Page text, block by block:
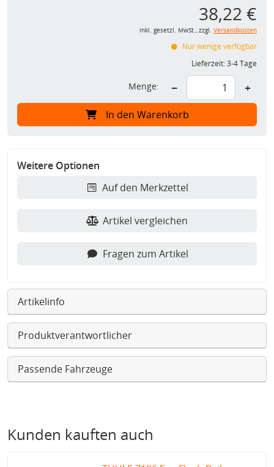
38,22 €
inkl. gesetzl. MwSt., zzgl. Versandkosten
Nur wenige verfügbar
Lieferzeit:3-4 Tage
Menge: − +
In den Warenkorb
Weitere Optionen
Auf den Merkzettel
Artikel vergleichen
Fragen zum Artikel
Artikelinfo
Produktverantwortlicher
Passende Fahrzeuge
Kunden kauften auch